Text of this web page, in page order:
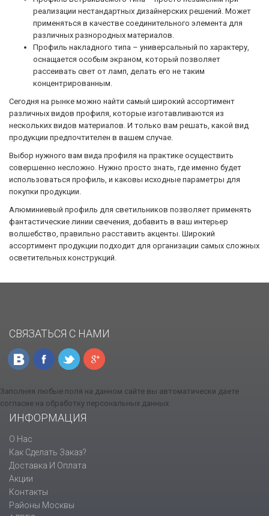
реализации нестандартных дизайнерских решений. Может
применяться в качестве соединительного элемента для
различных разнородных материалов.
Профиль накладного типа – универсальный по характеру,
оснащается особым экраном, который позволяет
рассеивать свет от ламп, делать его не таким
концентрированным.
Сегодня на рынке можно найти самый широкий ассортимент
различных видов профиля, которые изготавливаются из
нескольких видов материалов. И только вам решать, какой вид
продукции предпочтителен в вашем случае.
Выбор нужного вам вида профиля на практике осуществить
совершенно несложно. Нужно просто знать, где именно будет
использоваться профиль, и каковы исходные параметры для
покупки продукции.
Алюминиевый профиль для светильников позволяет применять
фантастические линии свечения, добавить в ваш интерьер
волшебство, правильно расставить акценты. Широкий
ассортимент продукции подходит для организации самых сложных
осветительных конструкций.
СВЯЗАТЬСЯ С НАМИ
Заполняя любые поля на данном сайте вы автоматически даете
согласие на обработку персональных данных
ИНФОРМАЦИЯ
О Нас
Как Сделать Заказ?
Доставка И Оплата
Акции
Контакты
Районы Москвы